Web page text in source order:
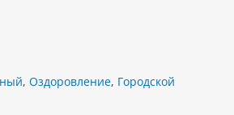
, Оздоровление, Городской